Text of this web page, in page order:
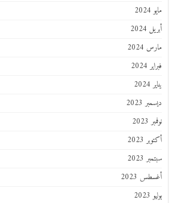
مايو 2024
أبريل 2024
مارس 2024
فبراير 2024
يناير 2024
ديسمبر 2023
نوفمبر 2023
أكتوبر 2023
سبتمبر 2023
أغسطس 2023
يوليو 2023